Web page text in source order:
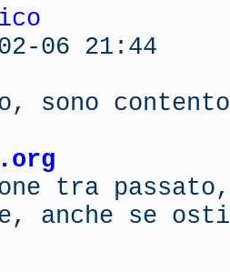
06 21:44
sono
tra
anche se